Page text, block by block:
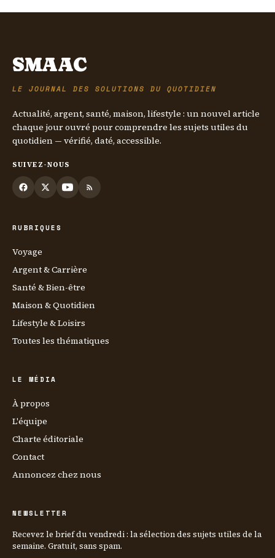
SMAAC
LE JOURNAL DES SOLUTIONS DU QUOTIDIEN
Actualité, argent, santé, maison, lifestyle : un nouvel article
chaque jour ouvré pour comprendre les sujets utiles du
quotidien — vérifié, daté, accessible.
SUIVEZ-NOUS
RUBRIQUES
Voyage
Argent & Carrière
Santé & Bien-être
Maison & Quotidien
Lifestyle & Loisirs
Toutes les thématiques
LE MÉDIA
À propos
L'équipe
Charte éditoriale
Contact
Annoncez chez nous
NEWSLETTER
Recevez le brief du vendredi : la sélection des sujets utiles de la
semaine. Gratuit, sans spam.